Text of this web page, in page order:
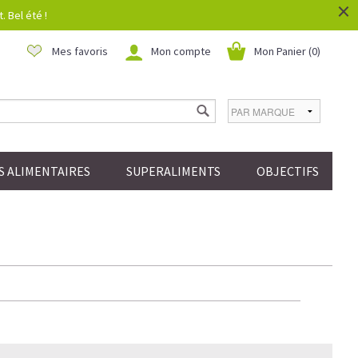
Bel été ! ×
Mon Panier (0)
Mon compte
Mes favoris
ALIMENTAIRES SUPERALIMENTS OBJECTIFS